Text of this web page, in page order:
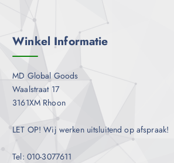
Winkel Informatie
MD Global Goods
Waalstraat 17
3161XM Rhoon
LET OP! Wij werken uitsluitend op afspraak!
Tel: 010-3077611